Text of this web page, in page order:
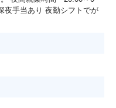
夜手当あり 夜勤シフトでが